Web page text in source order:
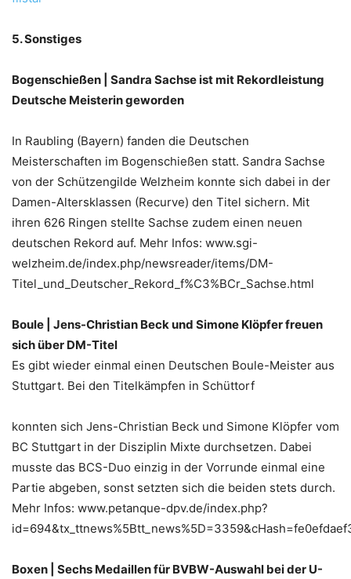
5. Sonstiges
Bogenschießen | Sandra Sachse ist mit Rekordleistung
Deutsche Meisterin geworden
In Raubling (Bayern) fanden die Deutschen
Meisterschaften im Bogenschießen statt. Sandra Sachse
von der Schützengilde Welzheim konnte sich dabei in der
Damen-Altersklassen (Recurve) den Titel sichern. Mit
ihren 626 Ringen stellte Sachse zudem einen neuen
deutschen Rekord auf. Mehr Infos: www.sgi-
welzheim.de/index.php/newsreader/items/DM-
Titel_und_Deutscher_Rekord_f%C3%BCr_Sachse.html
Boule | Jens-Christian Beck und Simone Klöpfer freuen
sich über DM-Titel
Es gibt wieder einmal einen Deutschen Boule-Meister aus
Stuttgart. Bei den Titelkämpfen in Schüttorf
konnten sich Jens-Christian Beck und Simone Klöpfer vom
BC Stuttgart in der Disziplin Mixte durchsetzen. Dabei
musste das BCS-Duo einzig in der Vorrunde einmal eine
Partie abgeben, sonst setzten sich die beiden stets durch.
Mehr Infos: www.petanque-dpv.de/index.php?
Boxen | Sechs Medaillen für BVBW-Auswahl bei der U-